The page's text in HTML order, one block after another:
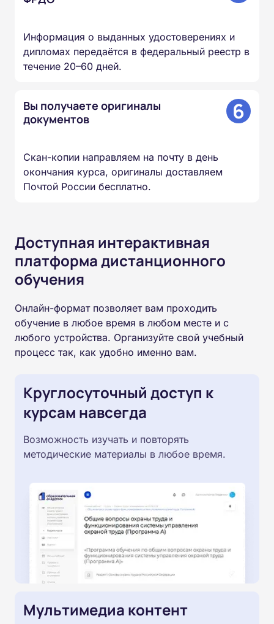
Информация о выданных удостоверениях и
дипломах передаётся в федеральный реестр в
течение 20–60 дней.
Вы получаете оригиналы
документов
6
Скан-копии направляем на почту в день
окончания курса, оригиналы доставляем
Почтой России бесплатно.
Доступная интерактивная
платформа дистанционного
обучения
Онлайн-формат позволяет вам проходить
обучение в любое время в любом месте и с
любого устройства. Организуйте свой учебный
процесс так, как удобно именно вам.
Круглосуточный доступ к
курсам навсегда
Возможность изучать и повторять
методические материалы в любое время.
Мультимедиа контент